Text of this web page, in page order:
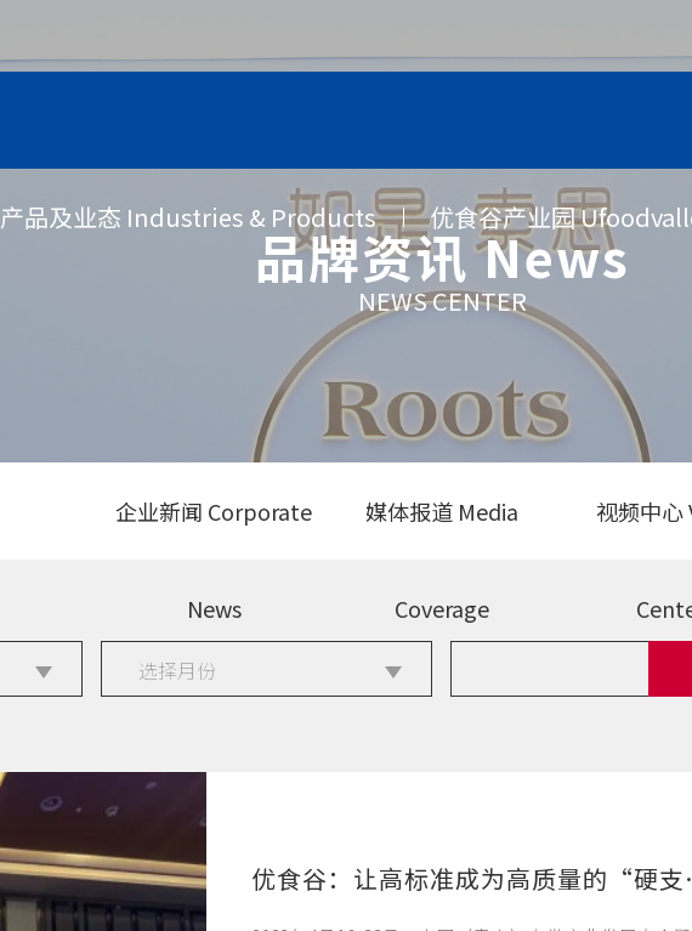
品牌资讯 News
NEWS CENTER
产品及业态 Industries & Products 优食谷产业园
企业新闻 Corporate
News
媒体报道 Media
Coverage
视频中心
选择月份
优食